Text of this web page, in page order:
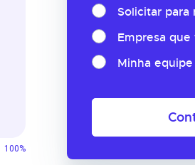
Solicitar para
Empresa
Minha equipe